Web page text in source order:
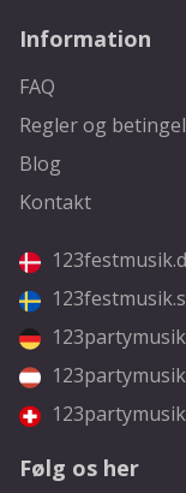
Information
FAQ
Regler og
Blog
Kontakt
Følg os her